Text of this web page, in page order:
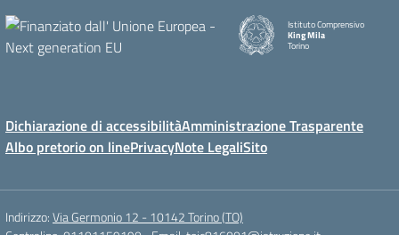
Istituto Comprensivo
King Mila
Torino
Dichiarazione di accessibilitàAmministrazione Trasparente
Albo pretorio on linePrivacyNote LegaliSito
Indirizzo:Via Germonio 12 - 10142 Torino (TO)